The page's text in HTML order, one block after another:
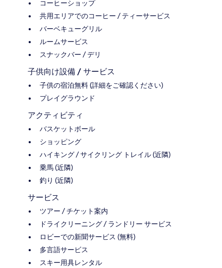
コーヒーショップ
共用エリアでのコーヒー / ティーサービス
バーベキューグリル
ルームサービス
スナックバー / デリ
子供向け設備 / サービス
子供の宿泊無料 (詳細をご確認ください)
プレイグラウンド
アクティビティ
バスケットボール
ショッピング
ハイキング / サイクリング トレイル (近隣)
乗馬 (近隣)
釣り (近隣)
サービス
ツアー / チケット案内
ドライクリーニング / ランドリー サービス
ロビーでの新聞サービス (無料)
多言語サービス
スキー用具レンタル